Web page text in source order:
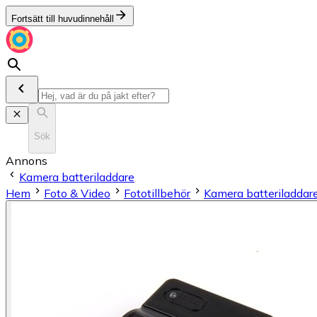
Fortsätt till huvudinnehåll
Sök
Annons
Kamera batteriladdare
Hem
Foto & Video Fototillbehör Kamera